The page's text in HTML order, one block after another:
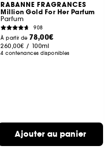
RABANNE FRAGRANCES
Million Gold For Her Parfum
Parfum
908
À partir de 78,00€
260,00€ / 100ml
4 contenances disponibles
Ajouter au panier